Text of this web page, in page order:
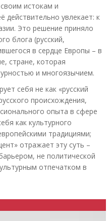
истокам и
действительно увлекает: к
Это решение приняло
блога (русский,
в сердце Европы – в
стране, которая
и многоязычием.
себя не как «русский
происхождения,
опыта в сфере
как культурного
традициями;
отражает эту суть –
не политической
отпечатком в